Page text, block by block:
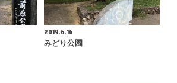
2019.6.16
みどり公園